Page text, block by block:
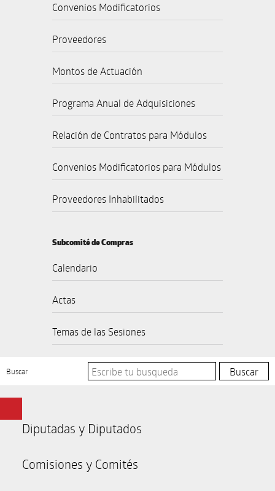
Convenios Modificatorios
Proveedores
Montos de Actuación
Programa Anual de Adquisiciones
Relación de Contratos para Módulos
Convenios Modificatorios para Módulos
Proveedores Inhabilitados
Subcomité de Compras
Calendario
Actas
Temas de las Sesiones
Buscar
Diputadas y Diputados
Comisiones y Comités